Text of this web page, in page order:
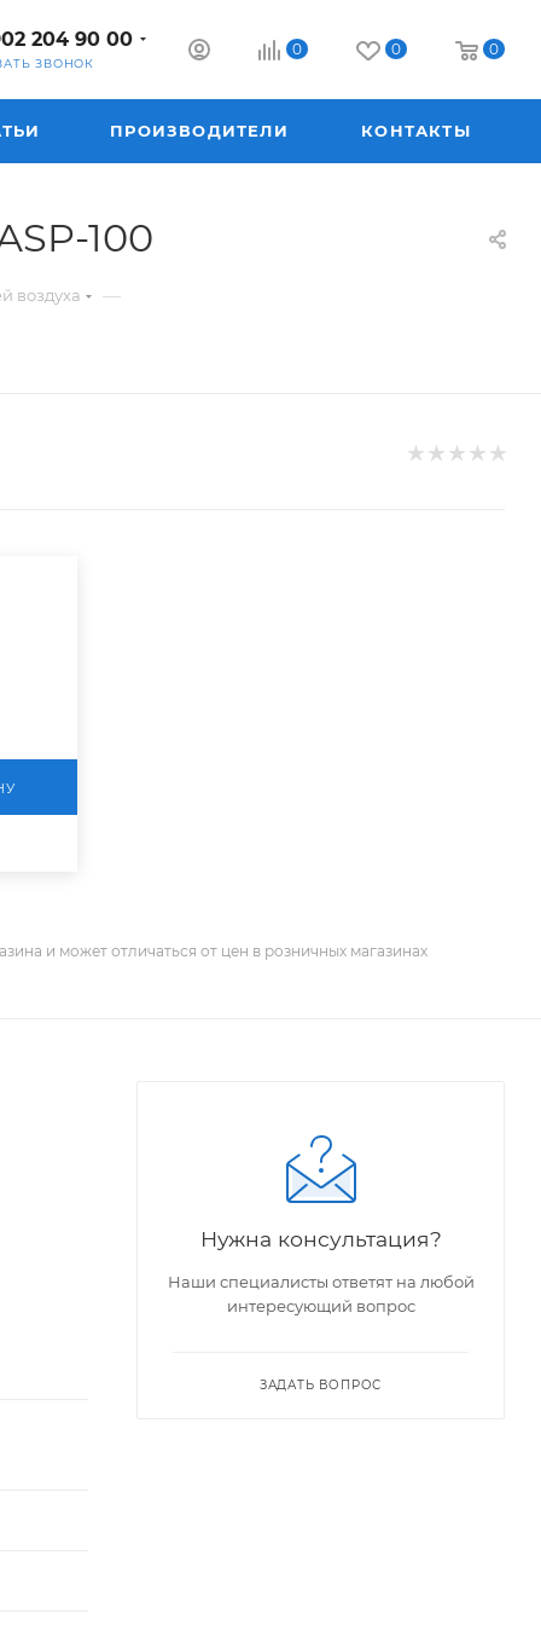
204 90 00
ЗВОНОК
0 0 0
ПРОИЗВОДИТЕЛИ КОНТАКТЫ
100
воздуха —
и может отличаться от цен в розничных магазинах
Нужна консультация?
Наши специалисты ответят на любой
интересующий вопрос
ЗАДАТЬ ВОПРОС